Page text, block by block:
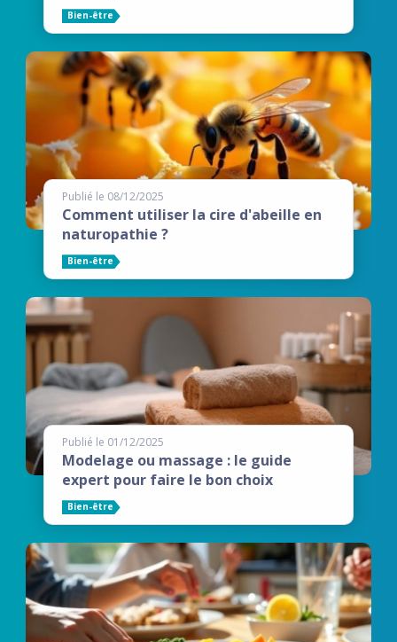
Bien-être
Publié le 08/12/2025
Comment utiliser la cire d'abeille en
naturopathie ?
Bien-être
Publié le 01/12/2025
Modelage ou massage : le guide
expert pour faire le bon choix
Bien-être